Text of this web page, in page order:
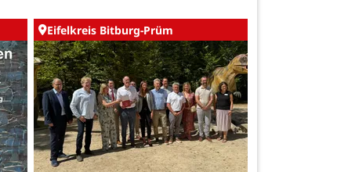
Eifelkreis Bitburg-Prüm